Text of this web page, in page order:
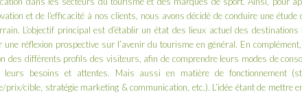
et de l’efficacité à nos clients, nous avons décidé de conduire une étude
L’objectif principal est d’établir un état des lieux actuel des destinations
réflexion prospective sur l’avenir du tourisme en général. En
des différents profils des visiteurs, afin de comprendre leurs modes de
leurs besoins et attentes. Mais aussi en matière de fonctionnement
cible, stratégie marketing & communication, etc.). L’idée étant de mettre